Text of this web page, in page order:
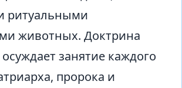
ритуальными
животных. Доктрина
занятие каждого
пророка и